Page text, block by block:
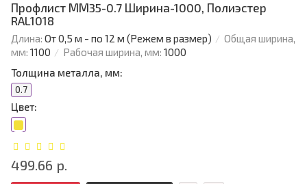
Профлист ММ35-0.7 Ширина-1000, Полиэстер
RAL1018
Длина: От 0,5 м - по 12 м (Режем в размер)
Общая ширина,
мм: 1100 Рабочая ширина, мм: 1000
Толщина металла, мм:
0.7
Цвет:
499.66 р.